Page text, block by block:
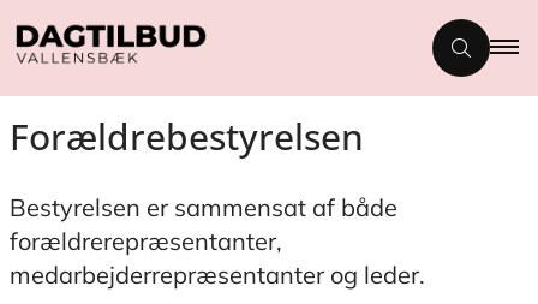
Forældrebestyrelsen
Bestyrelsen er sammensat af både
forældrerepræsentanter,
medarbejderrepræsentanter og leder.